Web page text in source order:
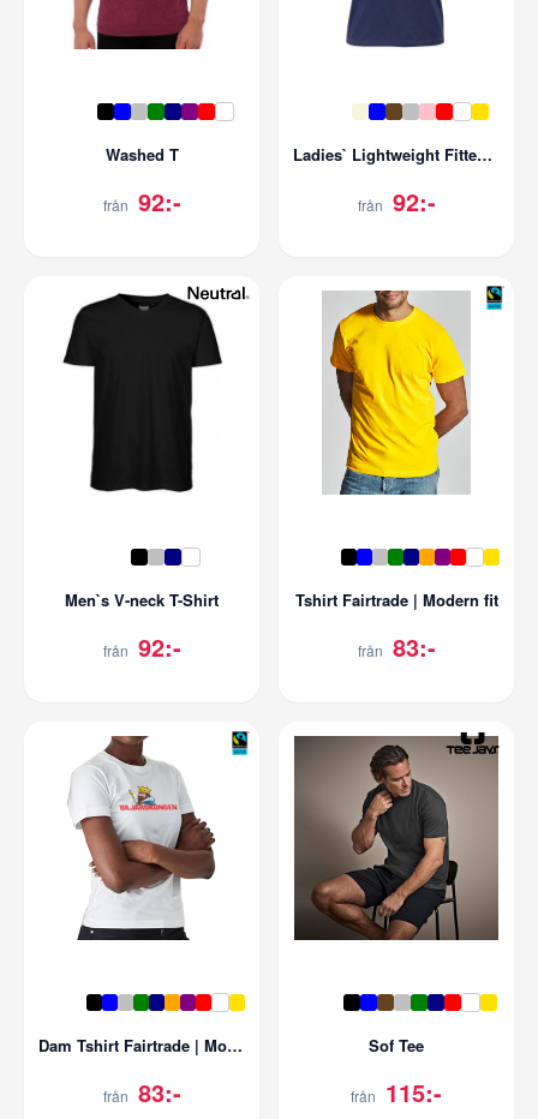
Washed T
från 92:-
Ladies` Lightweight Fitted Tee
från 92:-
Men`s V-neck T-Shirt
från 92:-
Tshirt Fairtrade | Modern fit
från 83:-
Dam Tshirt Fairtrade | Modern fit
från 83:-
Sof Tee
från 115:-